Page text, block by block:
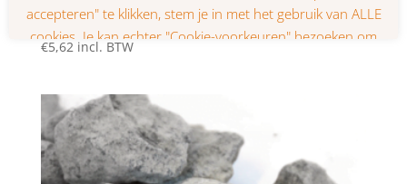
Grind standaard, zak 20kg
€5,62 incl. BTW